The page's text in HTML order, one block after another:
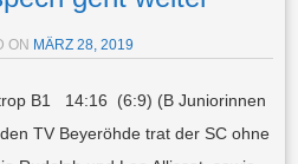
ON MÄRZ 28, 2019
B1 14:16 (6:9) (B Juniorinnen
TV Beyeröhde trat der SC ohne